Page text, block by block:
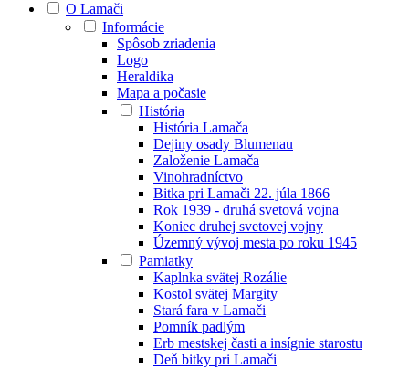
O Lamači
Informácie
Spôsob zriadenia
Logo
Heraldika
Mapa a počasie
História
História Lamača
Dejiny osady Blumenau
Založenie Lamača
Vinohradníctvo
Bitka pri Lamači 22. júla 1866
Rok 1939 - druhá svetová vojna
Koniec druhej svetovej vojny
Územný vývoj mesta po roku 1945
Pamiatky
Kaplnka svätej Rozálie
Kostol svätej Margity
Stará fara v Lamači
Pomník padlým
Erb mestskej časti a insígnie starostu
Deň bitky pri Lamači